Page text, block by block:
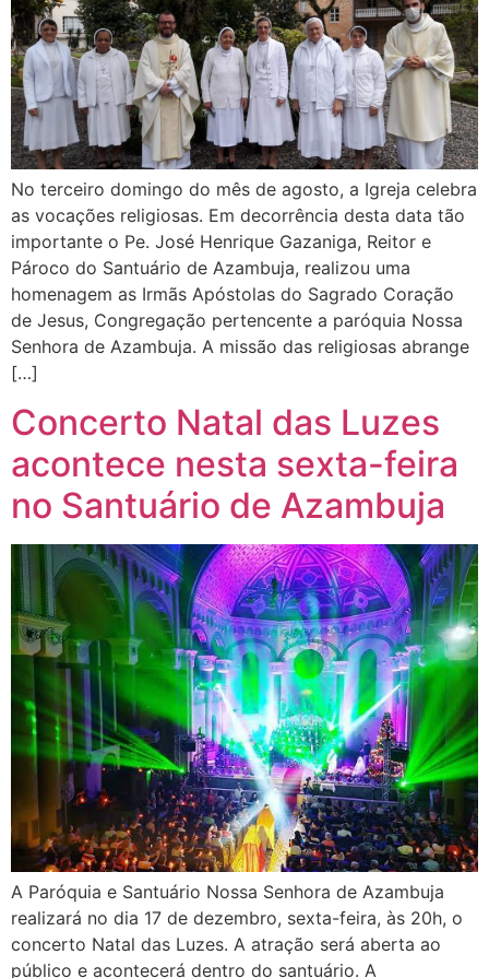
No terceiro domingo do mês de agosto, a Igreja celebra
as vocações religiosas. Em decorrência desta data tão
importante o Pe. José Henrique Gazaniga, Reitor e
Pároco do Santuário de Azambuja, realizou uma
homenagem as Irmãs Apóstolas do Sagrado Coração
de Jesus, Congregação pertencente a paróquia Nossa
Senhora de Azambuja. A missão das religiosas abrange
[…]
Concerto Natal das Luzes
acontece nesta sexta-feira
no Santuário de Azambuja
A Paróquia e Santuário Nossa Senhora de Azambuja
realizará no dia 17 de dezembro, sexta-feira, às 20h, o
concerto Natal das Luzes. A atração será aberta ao
público e acontecerá dentro do santuário. A